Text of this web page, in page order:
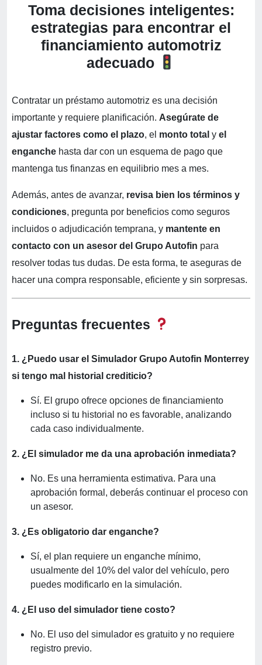
Toma decisiones inteligentes:
estrategias para encontrar el
financiamiento automotriz
adecuado
Contratar un préstamo automotriz es una decisión
importante y requiere planificación. Asegúrate de
ajustar factores como el plazo, el monto total y el
enganche hasta dar con un esquema de pago que
mantenga tus finanzas en equilibrio mes a mes.
Además, antes de avanzar, revisa bien los términos y
condiciones, pregunta por beneficios como seguros
incluidos o adjudicación temprana, y mantente en
contacto con un asesor del Grupo Autofin para
resolver todas tus dudas. De esta forma, te aseguras de
hacer una compra responsable, eficiente y sin sorpresas.
Preguntas frecuentes
1. ¿Puedo usar el Simulador Grupo Autofin Monterrey
si tengo mal historial crediticio?
Sí. El grupo ofrece opciones de financiamiento
incluso si tu historial no es favorable, analizando
cada caso individualmente.
2. ¿El simulador me da una aprobación inmediata?
No. Es una herramienta estimativa. Para una
aprobación formal, deberás continuar el proceso con
un asesor.
3. ¿Es obligatorio dar enganche?
Sí, el plan requiere un enganche mínimo,
usualmente del 10% del valor del vehículo, pero
puedes modificarlo en la simulación.
4. ¿El uso del simulador tiene costo?
No. El uso del simulador es gratuito y no requiere
registro previo.